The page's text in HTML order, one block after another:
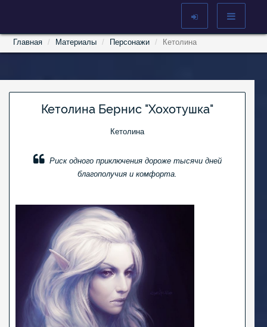
Главная Материалы Персонажи Кетолина
Кетолина Бернис "Хохотушка"
Кетолина
Риск одного приключения дороже тысячи дней
благополучия и комфорта.